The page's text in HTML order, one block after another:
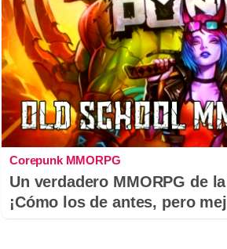
Corepunk MMORPG
Un verdadero MMORPG de
¡Cómo los de antes, pero